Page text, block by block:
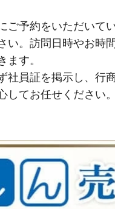
ご予約をいただいて
い。訪問日時やお時
ます。
社員証を掲示し、行
てお任せください。